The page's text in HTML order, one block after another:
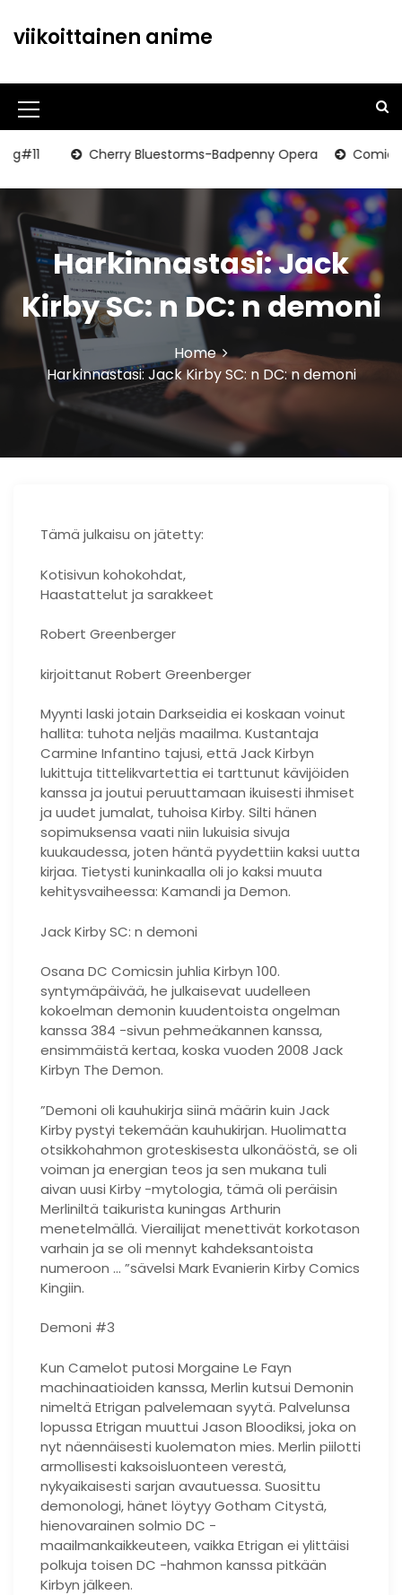
t
c
t
viikoittainen anime
M
e
n
u
I
c
o
n
Cherry Bluestorms-Badpenny Opera Comiclist
Harkinnastasi: Jack
Kirby SC: n DC: n demoni
Home
Harkinnastasi: Jack Kirby SC: n DC: n demoni
Tämä julkaisu on jätetty:
Kotisivun kohokohdat,
Haastattelut ja sarakkeet
Robert Greenberger
kirjoittanut Robert Greenberger
Myynti laski jotain Darkseidia ei koskaan voinut
hallita: tuhota neljäs maailma. Kustantaja
Carmine Infantino tajusi, että Jack Kirbyn
lukittuja tittelikvartettia ei tarttunut kävijöiden
kanssa ja joutui peruuttamaan ikuisesti ihmiset
ja uudet jumalat, tuhoisa Kirby. Silti hänen
sopimuksensa vaati niin lukuisia sivuja
kuukaudessa, joten häntä pyydettiin kaksi uutta
kirjaa. Tietysti kuninkaalla oli jo kaksi muuta
kehitysvaiheessa: Kamandi ja Demon.
Jack Kirby SC: n demoni
Osana DC Comicsin juhlia Kirbyn 100.
syntymäpäivää, he julkaisevat uudelleen
kokoelman demonin kuudentoista ongelman
kanssa 384 -sivun pehmeäkannen kanssa,
ensimmäistä kertaa, koska vuoden 2008 Jack
Kirbyn The Demon.
”Demoni oli kauhukirja siinä määrin kuin Jack
Kirby pystyi tekemään kauhukirjan. Huolimatta
otsikkohahmon groteskisesta ulkonäöstä, se oli
voiman ja energian teos ja sen mukana tuli
aivan uusi Kirby -mytologia, tämä oli peräisin
Merliniltä taikurista kuningas Arthurin
menetelmällä. Vierailijat menettivät korkotason
varhain ja se oli mennyt kahdeksantoista
numeroon … ”sävelsi Mark Evanierin Kirby Comics
Kingiin.
Demoni #3
Kun Camelot putosi Morgaine Le Fayn
machinaatioiden kanssa, Merlin kutsui Demonin
nimeltä Etrigan palvelemaan syytä. Palvelunsa
lopussa Etrigan muuttui Jason Bloodiksi, joka on
nyt näennäisesti kuolematon mies. Merlin piilotti
armollisesti kaksoisluonteen verestä,
nykyaikaisesti sarjan avautuessa. Suosittu
demonologi, hänet löytyy Gotham Citystä,
hienovarainen solmio DC -
maailmankaikkeuteen, vaikka Etrigan ei ylittäisi
polkuja toisen DC -hahmon kanssa pitkään
Kirbyn jälkeen.